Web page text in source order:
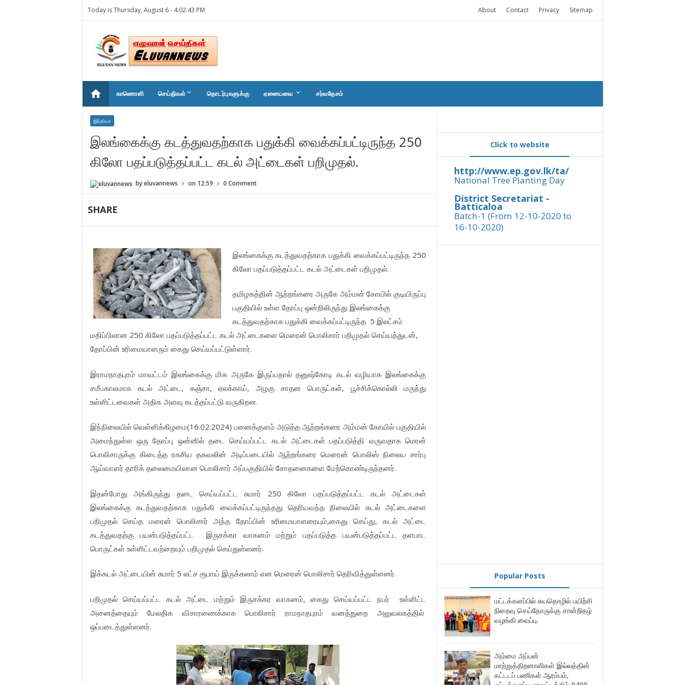
Today is Thursday, August 6 - 4:02:43 PM About Contact Privacy Sitemap
home காணொளி செய்திகள் keyboard_arrow_down தொடர்புகளுக்கு ஏனையவை keyboard_arrow_down சர்வதேசம்
இந்தியா
இலங்கைக்கு கடத்துவதற்காக பதுக்கி வைக்கப்பட்டிருந்த 250
கிலோ பதப்படுத்தப்பட்ட கடல் அட்டைகள் பறிமுதல்.
byeluvannews on 12:59 0 Comment
SHARE
இலங்கைக்கு கடத்துவதற்காக பதுக்கி வைக்கப்பட்டிருந்த 250
கிலோ பதப்படுத்தப்பட்ட கடல் அட்டைகள் பறிமுதல்.
தமிழகத்தின் ஆற்றங்கரை அருகே அம்மன் கோயில் குடியிருப்பு
பகுதியில் உள்ள தோப்பு ஒன்றிலிருந்து இலங்கைக்கு
கடத்துவதற்காக பதுக்கி வைக்கப்பட்டிருந்த5 இலட்சம்
மதிப்பிலான 250 கிலோ பதப்படுத்தப்பட்ட கடல் அட்டைகளை மெரைன் பொலிசார் பறிமுதல் செய்யத்துடன்,
தோப்பின் உரிமையாளரும் கைது செய்யப்பட்டுள்ளார்.
இராமநாதபுரம் மாவட்டம் இலங்கைக்கு மிக அருகே இருப்பதால் தனுஷ்கோடி கடல் வழியாக இலங்கைக்கு
சமீபகாலமாக
கடல் அட்டை , கஞ்சா,ஏலக்காய், அழகு சாதன பொருட்கள், பூச்சிக்கொல்லி
மருந்து
உள்ளிட்டவைகள் அதிக அளவு கடத்தப்பட்டு வருகிறன.
இந்நிலையில் வெள்ளிக்கிழமை(16.02.2024) பனைக்குளம் அடுத்த ஆற்றங்கரை அம்மன் கோயில் பகுதியில்
அமைந்துள்ள ஒரு தோப்பு ஒன்னில் தடை செய்யப்பட்ட கடல் அட்டைகள் பதப்படுத்தி வருவதாக மெரன்
பொலிசாருக்கு கிடைத்த ரகசிய தகவலின் அடிப்படையில் ஆற்றங்கரை மெரைன் பொலிஸ் நிலைய சார்பு
ஆய்வாளர் தாரிக் தலைமையிலான பொலிசார் அப்பகுதியில் சோதனைகளை மேற்கொண்டிருந்தனர்.
இதன்போது அங்கிருந்து தடை செய்யப்பட்ட சுமார் 250கிலோ பதப்படுத்தப்பட்ட கடல்
அட்டைகள்
இலங்கைக்கு
கடத்துவதற்காக பதுக்கி வைக்கப்பட்டிருந்தது தெரியவந்த நிலையில் கடல்
அட்டைகளை
பறிமுதல்
செய்த மரைன் பொலிசார் அந்த தோப்பின் உரிமையாளரையும்,கைது செய்து,கடல்
அட்டை
கடத்துவதற்கு
பயன்படுத்தப்பட்ட இருசக்கர வாகனம் மற்றும் பதப்படுத்த பயன்படுத்தப்பட்ட
தளபாட
பொருட்கள் உள்ளிட்டவற்றையும் பறிமுதல் செய்துள்ளனர்.
இக்கடல் அட்டையின் சுமார் 5 லட்ச ரூபாய் இருக்கலாம் என மெரைன் பொலிசார் தெரிவித்துள்ளனர்.
பறிமுதல் செய்யப்பட்ட கடல் அட்டை மற்றும் இருசக்கர வாகனம், கைது செய்யப்பட்ட நபர்
உள்ளிட்ட
அனைத்தையும்
மேலதிக விசாரணைக்காக பொலிசார் ராமநாதபுரம் வனத்துறை
அலுவலகத்தில்
ஒப்படைத்துள்ளனர்.
Click to website
http://www.ep.gov.lk/ta/
National Tree Planting Day
District Secretariat -
Batticaloa
Batch-1 (From 12-10-2020 to
16-10-2020)
Popular Posts
மட்டக்களப்பில் சுயதொழில் பயிற்சி
நிறைவு செய்தோருக்கு சான்றிதழ்
வழங்கி வைப்பு.
அம்மை அப்பன்
மாற்றுத்திறனாளிகள் இல்லத்தின்
கட்டடப் பணிகள் ஆரம்பம்,